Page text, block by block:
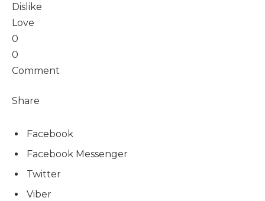
Dislike
Love
0
0
Comment
Share
Facebook
Facebook Messenger
Twitter
Viber